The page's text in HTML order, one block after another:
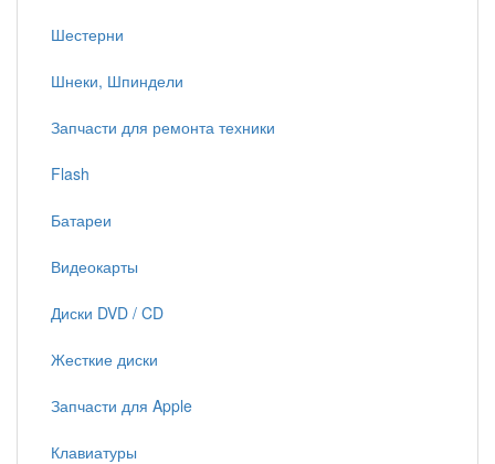
Шестерни
Шнеки, Шпиндели
Запчасти для ремонта техники
Flash
Батареи
Видеокарты
Диски DVD / CD
Жесткие диски
Запчасти для Apple
Клавиатуры